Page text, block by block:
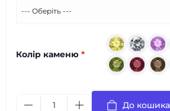
Колір каменю *
До кошика